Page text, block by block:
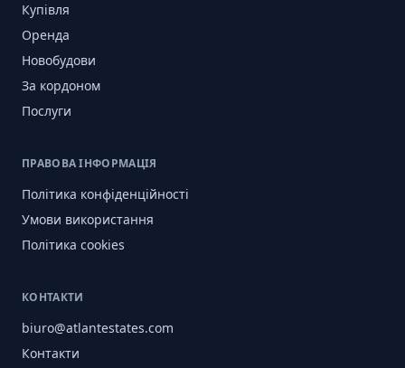
Купівля
Оренда
Новобудови
За кордоном
Послуги
ПРАВОВА ІНФОРМАЦІЯ
Політика конфіденційності
Умови використання
Політика cookies
КОНТАКТИ
biuro@atlantestates.com
Контакти